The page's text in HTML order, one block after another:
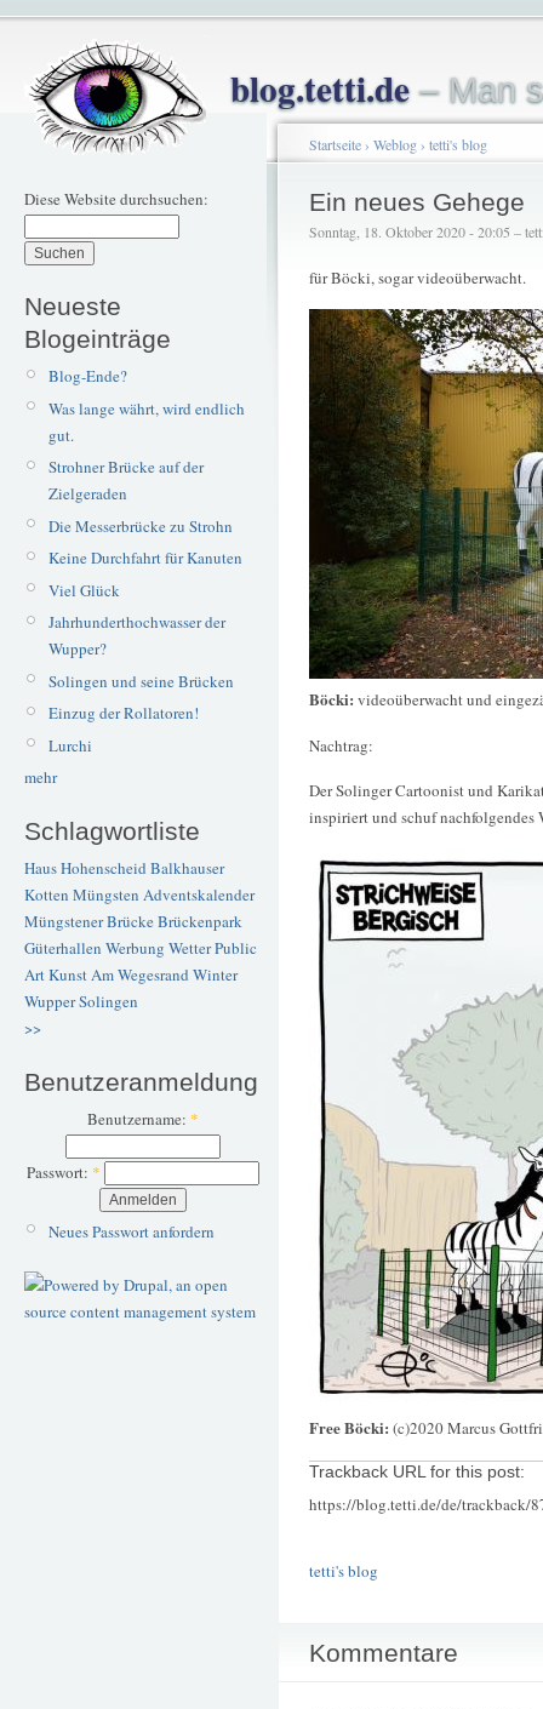
blog.tetti.de– Man
Diese Website durchsuchen:
Neueste
Blogeinträge
Blog-Ende?
Was lange währt, wird endlich
gut.
Strohner Brücke auf der
Zielgeraden
Die Messerbrücke zu Strohn
Keine Durchfahrt für Kanuten
Viel Glück
Jahrhunderthochwasser der
Wupper?
Solingen und seine Brücken
Einzug der Rollatoren!
Lurchi
mehr
Schlagwortliste
Haus Hohenscheid Balkhauser
Kotten Müngsten Adventskalender
Müngstener BrückeBrückenpark
Güterhallen Werbung WetterPublic
ArtKunstAm Wegesrand Winter
WupperSolingen
>>
Benutzeranmeldung
Benutzername: *
Passwort: *
Neues Passwort anfordern
Startseite› Weblog› tetti's blog
Ein neues Gehege
Sonntag, 18. Oktober 2020 - 20:05 –
für Böcki, sogar videoüberwacht.
Böcki: videoüberwacht und
Nachtrag:
Der Solinger Cartoonist und
inspiriert und schuf nachfolgendes
Free Böcki: (c)2020 Marcus
Trackback URL for this post:
https://blog.tetti.de/de/trackback/
tetti's blog
Kommentare